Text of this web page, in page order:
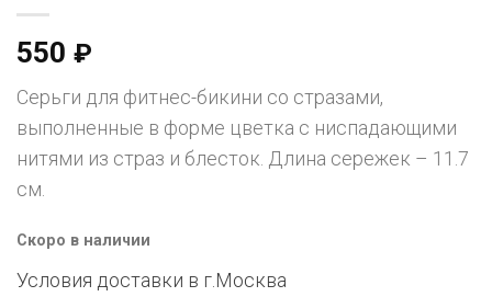
550 ₽
Серьги для фитнес-бикини со стразами,
выполненные в форме цветка с ниспадающими
нитями из страз и блесток. Длина сережек – 11.7
см.
Скоро в наличии
Условия доставки в г. Москва